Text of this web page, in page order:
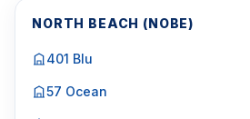
NORTH BEACH (NOBE)
401 Blu
57 Ocean